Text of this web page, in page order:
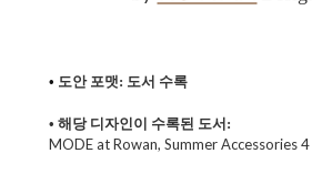
• 도안 포맷: 도서 수록
• 해당 디자인이 수록된 도서:
MODE at Rowan, Summer Accessories